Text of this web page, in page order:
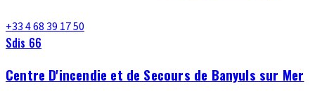
+33 4 68 39 17 50
Sdis 66
Centre D'incendie et de Secours de Banyuls sur Mer